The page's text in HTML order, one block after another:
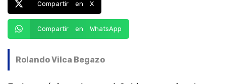
Compartir en X
Compartir en WhatsApp
Rolando Vilca Begazo